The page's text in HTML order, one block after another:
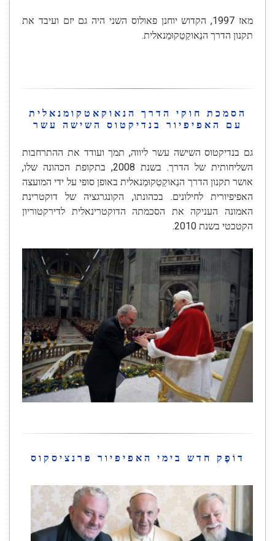
מאז 1997, הקדוש יוחנן פאולוס השני היה גם יזם ועיבד את
תקנון הדרך הנֵאוקַטֵקוּמֵנאלית.
הסמכת חוקי הדרך הנאוקאטקומנאלית
עם האפיפיור בנדיקטוס השישה עשר
גם בנדיקטוס השישה עשר ליווה, תמך ועודד את ההתרחבות
השליחותית של הדרך. בשנת 2008, בתקופת הכהונה שלו,
אושר תקנון הדרך הנֵאוקַטֵקוּמֵנאלית באופן סופי על ידי המועצה
האפיפיורית לחילונים. בכהונתו, הקונגרגציה של דוקטרינת
האמונה העניקה את הסכמתה הדוקטרינאלית לדירקטוריון
הקטכטי בשנת 2010.
דוֹפֶק חדש בימי האפיפיור פרנציסקוס